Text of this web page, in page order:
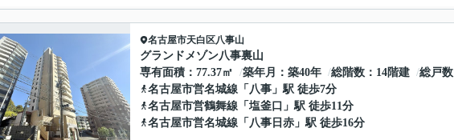
名古屋市天白区八事山
グランドメゾン八事裏山
専有面積
77.37㎡ 築年月 築40年 総階数 14階建 総戸数
名古屋市営名城線 「 八事 」駅 徒歩7分
名古屋市営鶴舞線 「 塩釜口 」駅 徒歩11分
名古屋市営名城線 「 八事日赤 」駅 徒歩16分